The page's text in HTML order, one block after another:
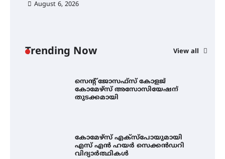
August 6, 2026
Trending Now View all
വെള്ളിയാഴ്ച സ്‌ക്രീൻ ചെയ്യുന്നു
സെന്റ് ജോസഫ്സ് കോളജ്
കോമേഴ്‌സ് അസോസിയേഷന്
തുടക്കമായി
കോമേഴ്സ് എക്സ്പോയുമായി
എസ് എൻ ഹയർ സെക്കൻഡറി
വിദ്യാർത്ഥികൾ